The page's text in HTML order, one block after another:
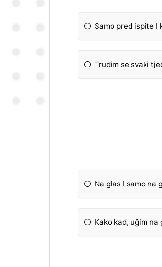
Samo pred ispite I
Trudim se svaki
Na glas I samo na
Kako kad, uĝim na